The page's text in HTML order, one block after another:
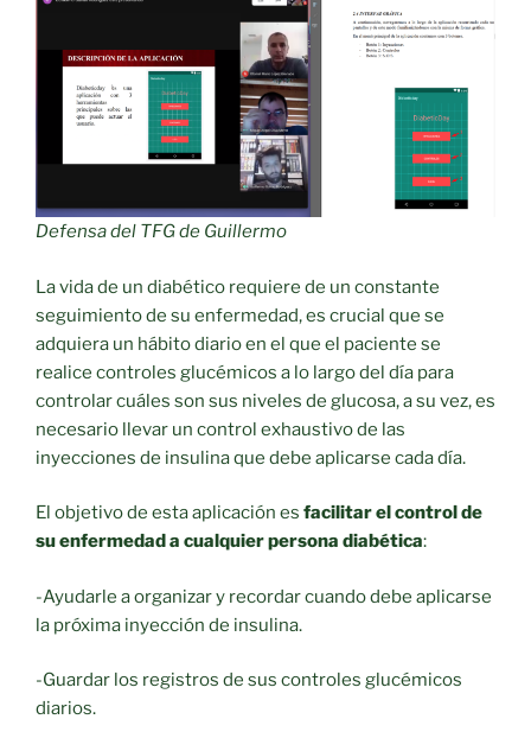
Defensa del TFG de Guillermo
La vida de un diabético requiere de un constante
seguimiento de su enfermedad, es crucial que se
adquiera un hábito diario en el que el paciente se
realice controles glucémicos a lo largo del día para
controlar cuáles son sus niveles de glucosa, a su vez, es
necesario llevar un control exhaustivo de las
inyecciones de insulina que debe aplicarse cada día.
El objetivo de esta aplicación es facilitar el control de
su enfermedad a cualquier persona diabética:
-Ayudarle a organizar y recordar cuando debe aplicarse
la próxima inyección de insulina.
-Guardar los registros de sus controles glucémicos
diarios.